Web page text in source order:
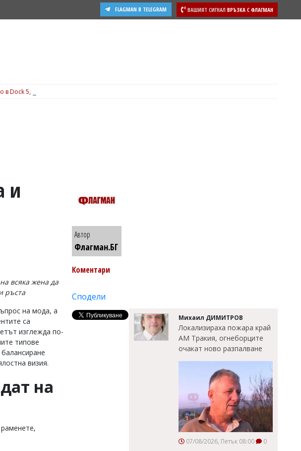
ВАШИЯТ СИГНАЛ ВРЪЗКА С ФЛАГМАН
FLAGMAN В TELEGRAM
Dock 5, вижте подробности
и
всяка жена да
ръста
на мода, а
са
изглежда по-
типове
визия.
на
Автор
Флагман.БГ
Коментари
Сподели
Михаил ДИМИТРОВ
Локализираха пожара край
АМ Тракия, огнеборците
очакат ново разпалване
07/08/2026, Петък 08:00 0